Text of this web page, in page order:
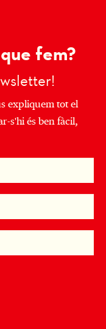
fem?
expliquem tot el
s'hi és ben fàcil,